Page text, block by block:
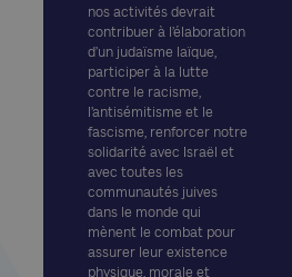
nos activités devrait
contribuer à l’élaboration
d’un judaïsme laïque,
participer à la lutte
contre le racisme,
l’antisémitisme et le
fascisme, renforcer notre
solidarité avec Israël et
avec toutes les
communautés juives
dans le monde qui
mènent le combat pour
assurer leur existence
physique, morale et